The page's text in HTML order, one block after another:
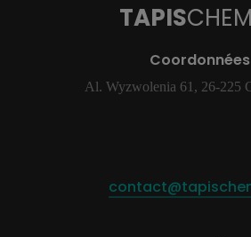
TAPIS
Coordonnées
Al. Wyzwolenia 61, 26-225